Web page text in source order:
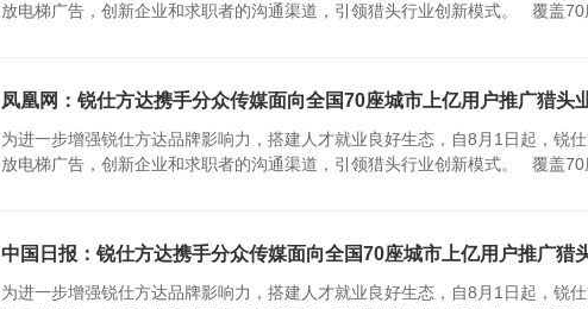
放电梯广告，创新企业和求职者的沟通渠道，引领猎头行业创新模式。 覆盖70
凤凰网：锐仕方达携手分众传媒面向全国70座城市上亿用户推广猎头
为进一步增强锐仕方达品牌影响力，搭建人才就业良好生态，自8月1日起，锐
放电梯广告，创新企业和求职者的沟通渠道，引领猎头行业创新模式。 覆盖70
中国日报：锐仕方达携手分众传媒面向全国70座城市上亿用户推广猎
为进一步增强锐仕方达品牌影响力，搭建人才就业良好生态，自8月1日起，锐